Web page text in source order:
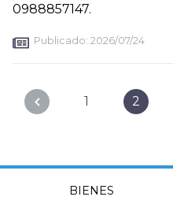
0988857147.
Publicado: 2026/07/24
1 2
BIENES